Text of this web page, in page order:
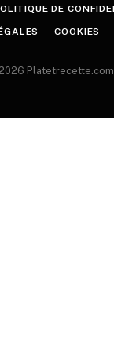
DE
COOKIES
Platetrecette.com